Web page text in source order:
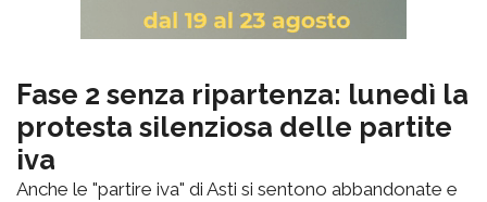
Fase 2 senza ripartenza: lunedì la
protesta silenziosa delle partite
iva
Anche le "partire iva" di Asti si sentono abbandonate e